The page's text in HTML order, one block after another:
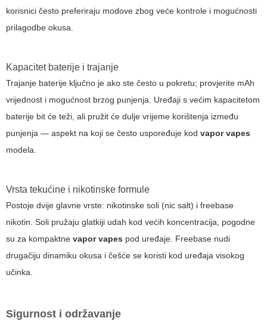
korisnici često preferiraju modove zbog veće kontrole i mogućnosti
prilagodbe okusa.
Kapacitet baterije i trajanje
Trajanje baterije ključno je ako ste često u pokretu; provjerite mAh
vrijednost i mogućnost brzog punjenja. Uređaji s većim kapacitetom
baterije bit će teži, ali pružit će dulje vrijeme korištenja između
punjenja — aspekt na koji se često uspoređuje kod vapor vapes
modela.
Vrsta tekućine i nikotinske formule
Postoje dvije glavne vrste: nikotinske soli (nic salt) i freebase
nikotin. Soli pružaju glatkiji udah kod većih koncentracija, pogodne
su za kompaktne vapor vapes pod uređaje. Freebase nudi
drugačiju dinamiku okusa i češće se koristi kod uređaja visokog
učinka.
Sigurnost i održavanje